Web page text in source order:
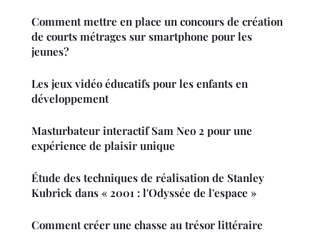
Comment mettre en place un concours de création
de courts métrages sur smartphone pour les
jeunes?
Les jeux vidéo éducatifs pour les enfants en
développement
Masturbateur interactif Sam Neo 2 pour une
expérience de plaisir unique
Étude des techniques de réalisation de Stanley
Kubrick dans « 2001 : l'Odyssée de l'espace »
Comment créer une chasse au trésor littéraire